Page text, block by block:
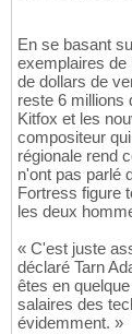
En se basant
exemplaires de
de dollars de
reste 6 millions
Kitfox et les
compositeur
régionale rend
n'ont pas parlé
Fortress figure
les deux
« C'est juste
déclaré Tarn
êtes en
salaires des
évidemment. »